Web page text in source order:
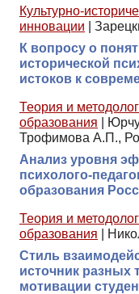
Культурно-
инновации
К вопросу о
исторической
истоков к
Теория и
образования
Трофимова А.П.,
Анализ уровня
психолого-
образования
Теория и
образования
Стиль
источник разных
мотивации